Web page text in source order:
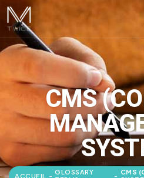
CMS
ACCUEIL - GLOSSARY
- CMS